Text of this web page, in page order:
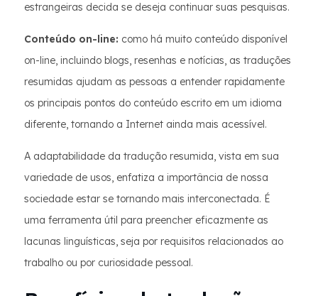
estrangeiras decida se deseja continuar suas pesquisas.
Conteúdo on-line: como há muito conteúdo disponível
on-line, incluindo blogs, resenhas e notícias, as traduções
resumidas ajudam as pessoas a entender rapidamente
os principais pontos do conteúdo escrito em um idioma
diferente, tornando a Internet ainda mais acessível.
A adaptabilidade da tradução resumida, vista em sua
variedade de usos, enfatiza a importância de nossa
sociedade estar se tornando mais interconectada. É
uma ferramenta útil para preencher eficazmente as
lacunas linguísticas, seja por requisitos relacionados ao
trabalho ou por curiosidade pessoal.